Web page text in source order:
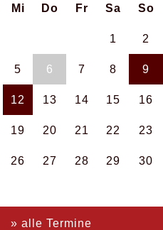
Mi Do Fr Sa So
1 2
5 6 7 8 9
12 13 14 15 16
19 20 21 22 23
26 27 28 29 30
» alle Termine